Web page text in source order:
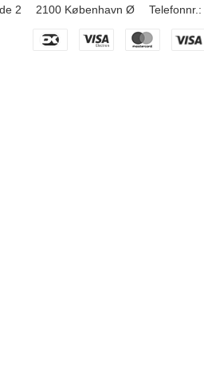
2 2100 København Ø Telefonnr. :